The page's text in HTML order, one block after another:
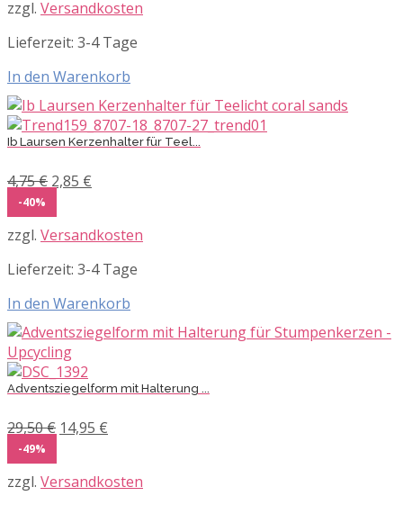
14,90 €7,45 €.
zzgl. Versandkosten
Lieferzeit: 3-4 Tage
In den Warenkorb
Ib Laursen Kerzenhalter für Teel...
4,75€ Ursprünglicher
war:
4,75 €
2,85 €
2,85 €.
-40%
zzgl. Versandkosten
Lieferzeit: 3-4 Tage
In den Warenkorb
Adventsziegelform mit Halterung ...
29,50€ Ursprünglicher
29,50 €
14,95 €
14,95 €.
-49%
zzgl. Versandkosten